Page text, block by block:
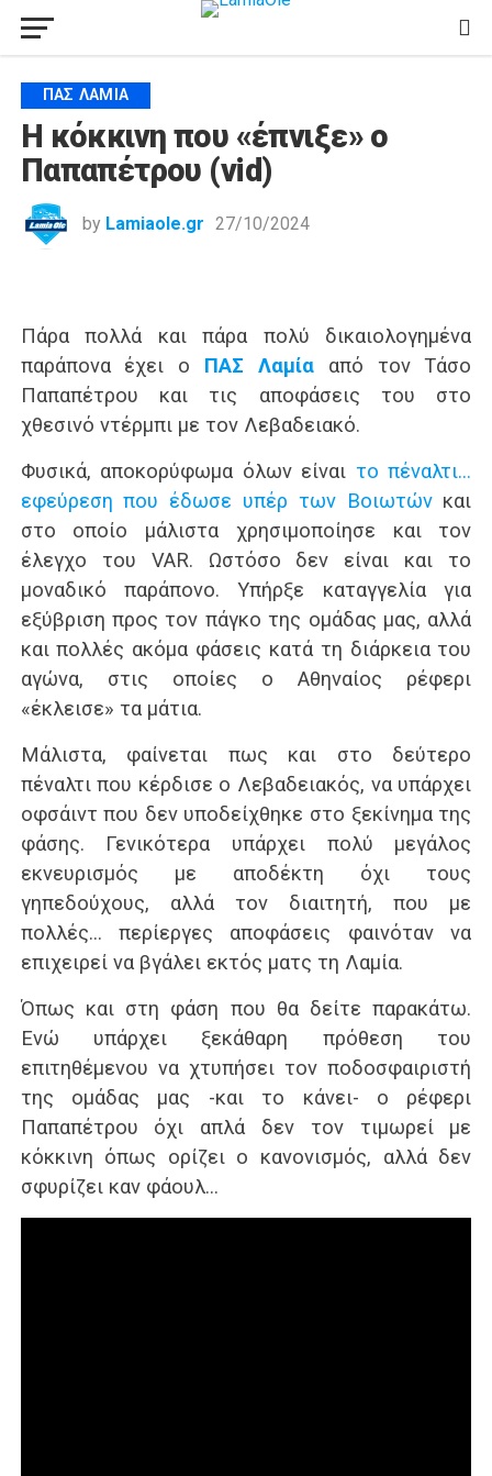
ΠΑΣ ΛΑΜΊΑ
Η κόκκινη που «έπνιξε» ο
Παπαπέτρου (vid)
by Lamiaole.gr 27/10/2024
Πάρα πολλά και πάρα πολύ δικαιολογημένα
παράπονα έχει ο ΠΑΣ Λαμίααπό τον Τάσο
Παπαπέτρου και τις αποφάσεις του στο
χθεσινό ντέρμπι με τον Λεβαδειακό.
Φυσικά, αποκορύφωμα όλων είναι το πέναλτι…
εφεύρεση που έδωσε υπέρ των Βοιωτώνκαι
στο οποίο μάλιστα χρησιμοποίησε και τον
έλεγχο του VAR. Ωστόσο δεν είναι και το
μοναδικό παράπονο. Υπήρξε καταγγελία για
εξύβριση προς τον πάγκο της ομάδας μας, αλλά
και πολλές ακόμα φάσεις κατά τη διάρκεια του
αγώνα, στις οποίες ο Αθηναίος ρέφερι
«έκλεισε» τα μάτια.
Μάλιστα, φαίνεται πως και στο δεύτερο
πέναλτι που κέρδισε ο Λεβαδειακός, να υπάρχει
οφσάιντ που δεν υποδείχθηκε στο ξεκίνημα της
φάσης. Γενικότερα υπάρχει πολύ μεγάλος
εκνευρισμός με αποδέκτη όχι τους
γηπεδούχους, αλλά τον διαιτητή, που με
πολλές… περίεργες αποφάσεις φαινόταν να
επιχειρεί να βγάλει εκτός ματς τη Λαμία.
Όπως και στη φάση που θα δείτε παρακάτω.
Ενώ υπάρχει ξεκάθαρη πρόθεση του
επιτηθέμενου να χτυπήσει τον ποδοσφαιριστή
της ομάδας μας -και το κάνει- ο ρέφερι
Παπαπέτρου όχι απλά δεν τον τιμωρεί με
κόκκινη όπως ορίζει ο κανονισμός, αλλά δεν
σφυρίζει καν φάουλ…